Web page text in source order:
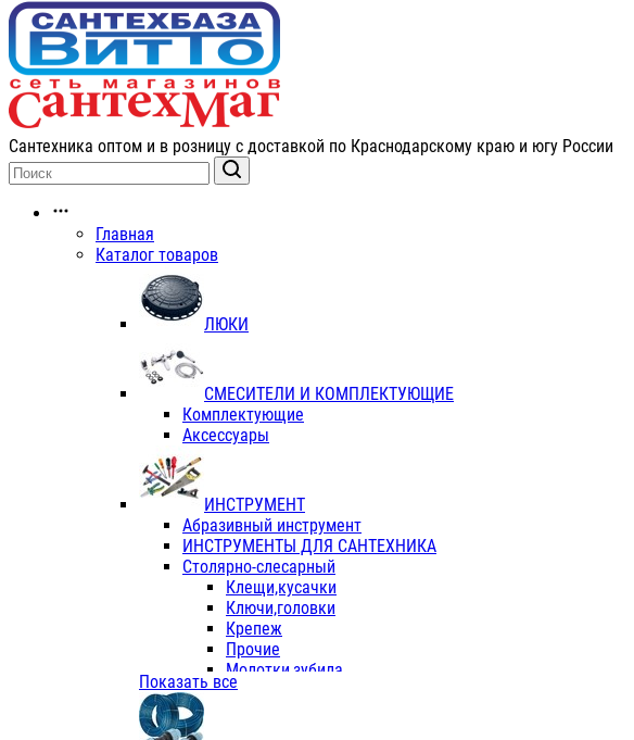
Сантехника оптом и в розницу с доставкой по Краснодарскому краю и югу России
Главная
Каталог товаров
ЛЮКИ
СМЕСИТЕЛИ И КОМПЛЕКТУЮЩИЕ
Комплектующие
Аксессуары
ИНСТРУМЕНТ
Абразивный инструмент
ИНСТРУМЕНТЫ ДЛЯ САНТЕХНИКА
Столярно-слесарный
Клещи,кусачки
Ключи,головки
Крепеж
Прочие
Молотки,зубила
Пассатижи,тонкогубцы,утконосы
Показать все